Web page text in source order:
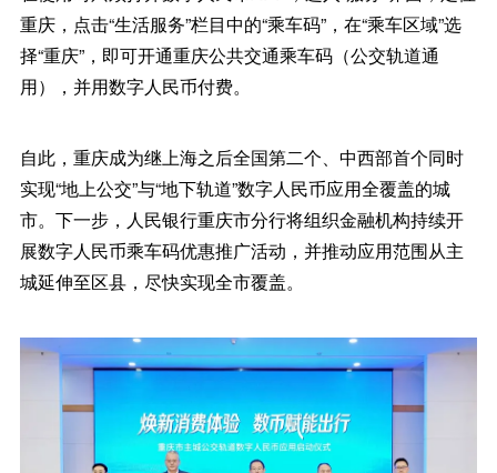
重庆，点击“生活服务”栏目中的“乘车码”，在“乘车区域”选
择“重庆”，即可开通重庆公共交通乘车码（公交轨道通
用），并用数字人民币付费。
自此，重庆成为继上海之后全国第二个、中西部首个同时
实现“地上公交”与“地下轨道”数字人民币应用全覆盖的城
市。下一步，人民银行重庆市分行将组织金融机构持续开
展数字人民币乘车码优惠推广活动，并推动应用范围从主
城延伸至区县，尽快实现全市覆盖。